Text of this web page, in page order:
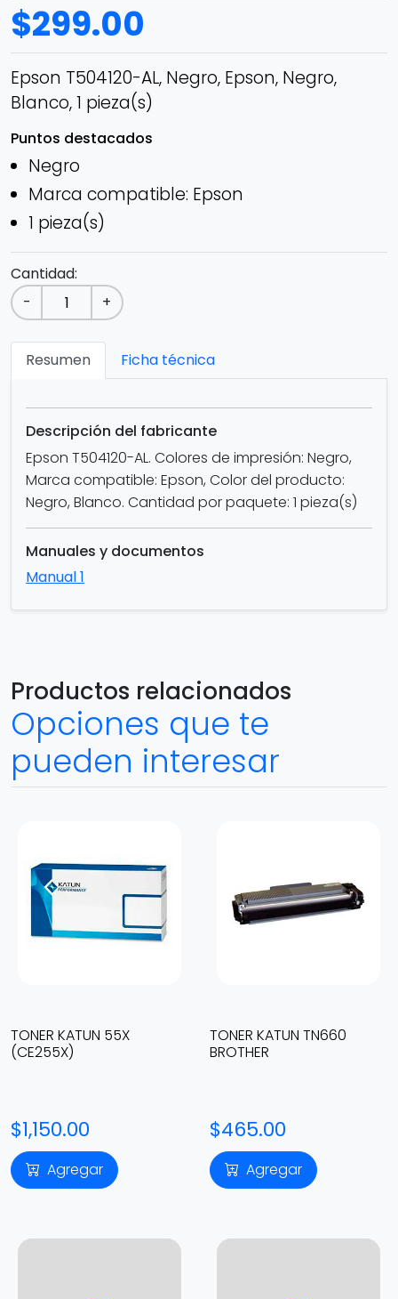
$299.00
Epson T504120-AL, Negro, Epson, Negro,
Blanco, 1 pieza(s)
Puntos destacados
Negro
Marca compatible: Epson
1 pieza(s)
Cantidad:
-
+
Resumen Ficha técnica
Descripción del fabricante
Epson T504120-AL. Colores de impresión: Negro,
Marca compatible: Epson, Color del producto:
Negro, Blanco. Cantidad por paquete: 1 pieza(s)
Manuales y documentos
Manual 1
Productos relacionados
Opciones que te
pueden interesar
TONER KATUN 55X
(CE255X)
$1,150.00
Agregar
TONER KATUN TN660
BROTHER
$465.00
Agregar